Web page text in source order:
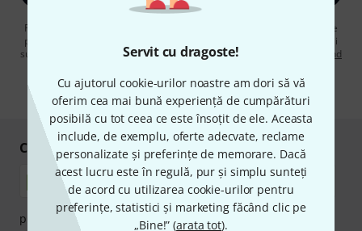
Servit cu dragoste!
Cu ajutorul cookie-urilor noastre am dori să vă
oferim cea mai bună experiență de cumpărături
posibilă cu tot ceea ce este însoțit de ele. Aceasta
include, de exemplu, oferte adecvate, reclame
personalizate și preferințe de memorare. Dacă
acest lucru este în regulă, pur și simplu sunteți
de acord cu utilizarea cookie-urilor pentru
preferințe, statistici și marketing făcând clic pe
„Bine!” (arata tot).
Făcând clic pe „Înscrie-te acum”, sunteți de acord să primiți publicitate
prin e-mail. Vă puteți dezabona în orice moment. Puteți găsi informații
suplimentare despre buletinul informativ înregulamentul nostru privind
Cumpărați și plătiți în siguranță
plata se poate efectua în siguranță cu Ramburs, Transfer